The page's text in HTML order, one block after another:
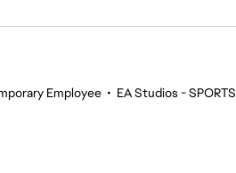
Employee • EA Studios - SPORTS